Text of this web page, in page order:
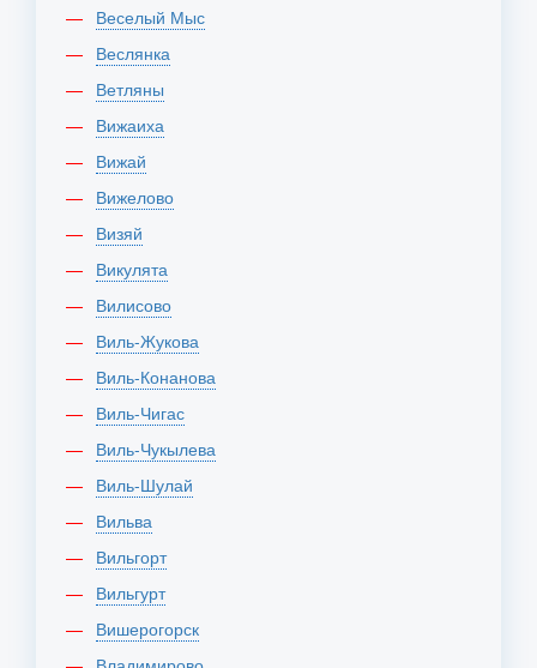
Веселый Мыс
Веслянка
Ветляны
Вижаиха
Вижай
Вижелово
Визяй
Викулята
Вилисово
Виль-Жукова
Виль-Конанова
Виль-Чигас
Виль-Чукылева
Виль-Шулай
Вильва
Вильгорт
Вильгурт
Вишерогорск